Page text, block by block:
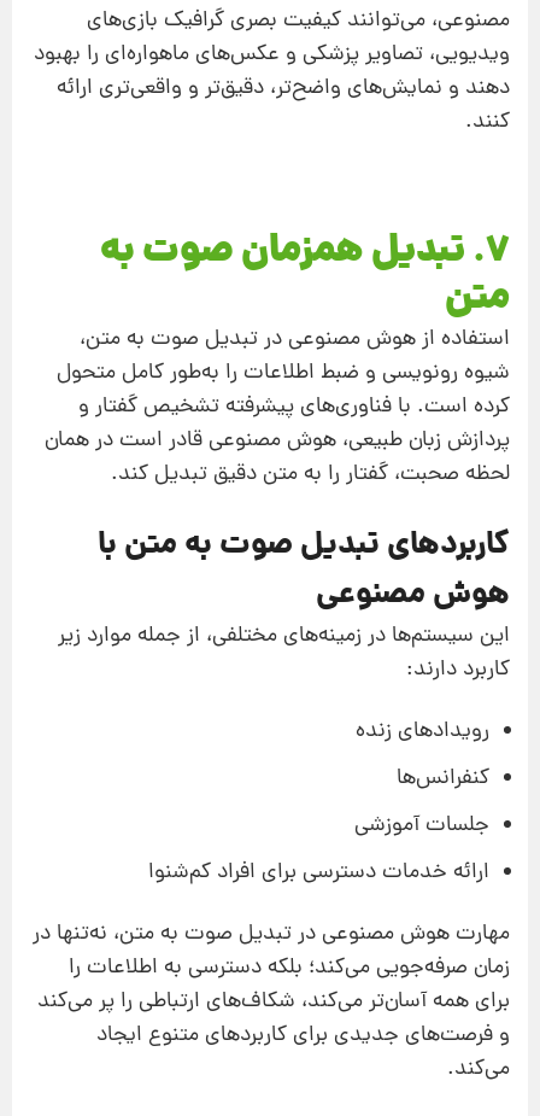
مصنوعی، می‌توانند کیفیت بصری گرافیک بازی‌های
ویدیویی، تصاویر پزشکی و عکس‌های ماهواره‌ای را بهبود
دهند و نمایش‌های واضح‌تر، دقیق‌تر و واقعی‌تری ارائه
کنند.
7. تبدیل همزمان صوت به
متن
استفاده از هوش مصنوعی در تبدیل صوت به متن،
شیوه رونویسی و ضبط اطلاعات را به‌طور کامل متحول
کرده است. با فناوری‌های پیشرفته تشخیص گفتار و
پردازش زبان طبیعی، هوش مصنوعی قادر است در همان
لحظه صحبت، گفتار را به متن دقیق تبدیل کند.
کاربردهای تبدیل صوت به متن با
هوش مصنوعی
این سیستم‌ها در زمینه‌های مختلفی، از جمله موارد زیر
کاربرد دارند:
رویدادهای زنده
کنفرانس‌ها
جلسات آموزشی
ارائه خدمات دسترسی برای افراد کم‌شنوا
مهارت هوش مصنوعی در تبدیل صوت به متن، نه‌تنها در
زمان صرفه‌جویی می‌کند؛ بلکه دسترسی به اطلاعات را
برای همه آسان‌تر می‌کند، شکاف‌های ارتباطی را پر می‌کند
و فرصت‌های جدیدی برای کاربردهای متنوع ایجاد
می‌کند.